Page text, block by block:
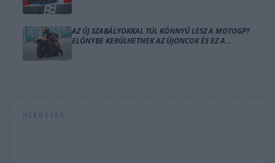
AZ ÚJ SZABÁLYOKKAL TÚL KÖNNYŰ LESZ A MOTOGP?
ELŐNYBE KERÜLHETNEK AZ ÚJONCOK ÉS EZ A
HIRDETÉS